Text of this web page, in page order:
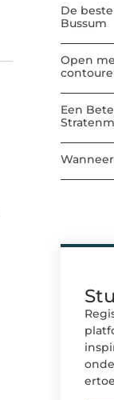
De
Bussum
Open
Een